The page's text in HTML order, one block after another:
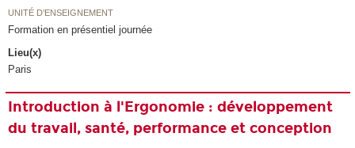
UNITÉ D’ENSEIGNEMENT
Formation en présentiel journée
Lieu(x)
Paris
Introduction à l'Ergonomie : développement
du travail, santé, performance et conception